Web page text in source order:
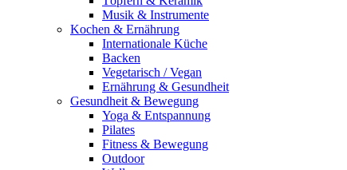
Musik & Instrumente
Kochen & Ernährung
Internationale Küche
Backen
Vegetarisch / Vegan
Ernährung & Gesundheit
Gesundheit & Bewegung
Yoga & Entspannung
Pilates
Fitness & Bewegung
Outdoor